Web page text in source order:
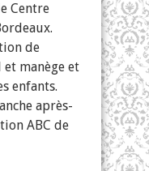
Centre
de
manège et
enfants.
après-
ABC de